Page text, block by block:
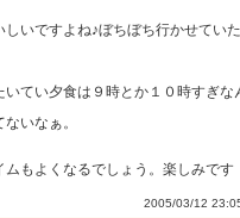
いですよね♪ぼちぼち行かせていた
てい夕食は９時とか１０時すぎな
いなぁ。
もよくなるでしょう。楽しみです
2005/03/12